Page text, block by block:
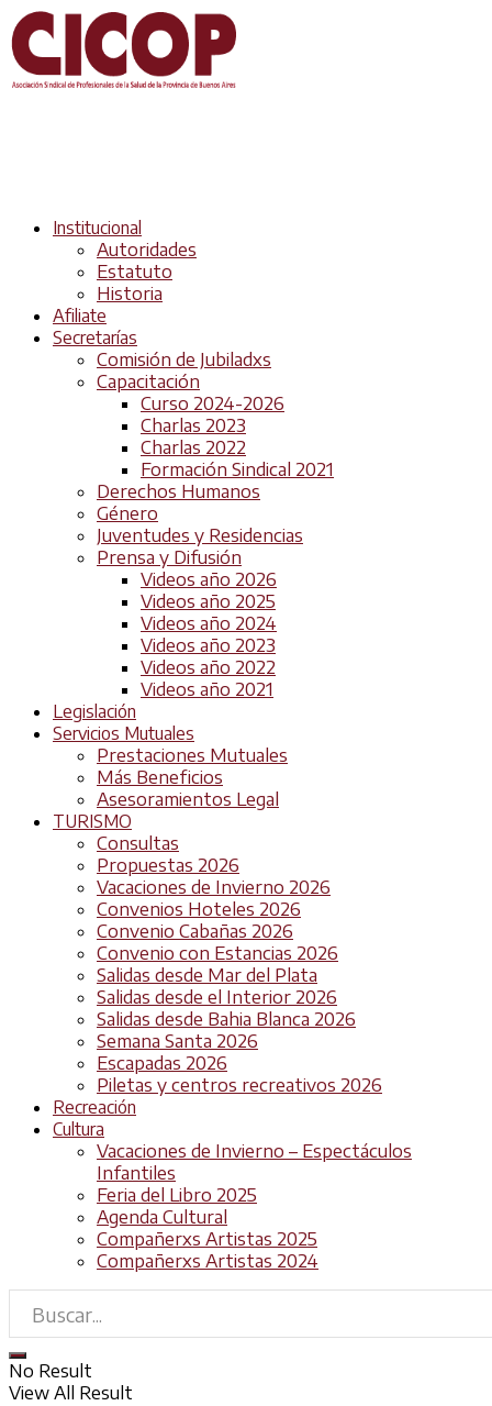
Institucional
Autoridades
Estatuto
Historia
Afiliate
Secretarías
Comisión de Jubiladxs
Capacitación
Curso 2024-2026
Charlas 2023
Charlas 2022
Formación Sindical 2021
Derechos Humanos
Género
Juventudes y Residencias
Prensa y Difusión
Videos año 2026
Videos año 2025
Videos año 2024
Videos año 2023
Videos año 2022
Videos año 2021
Legislación
Servicios Mutuales
Prestaciones Mutuales
Más Beneficios
Asesoramientos Legal
TURISMO
Consultas
Propuestas 2026
Vacaciones de Invierno 2026
Convenios Hoteles 2026
Convenio Cabañas 2026
Convenio con Estancias 2026
Salidas desde Mar del Plata
Salidas desde el Interior 2026
Salidas desde Bahia Blanca 2026
Semana Santa 2026
Escapadas 2026
Piletas y centros recreativos 2026
Recreación
Cultura
Vacaciones de Invierno – Espectáculos
Infantiles
Feria del Libro 2025
Agenda Cultural
Compañerxs Artistas 2025
Compañerxs Artistas 2024
No Result
View All Result